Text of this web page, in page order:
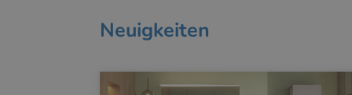
Neuigkeiten